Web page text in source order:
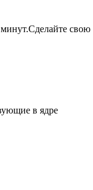
Сделайте
в ядре